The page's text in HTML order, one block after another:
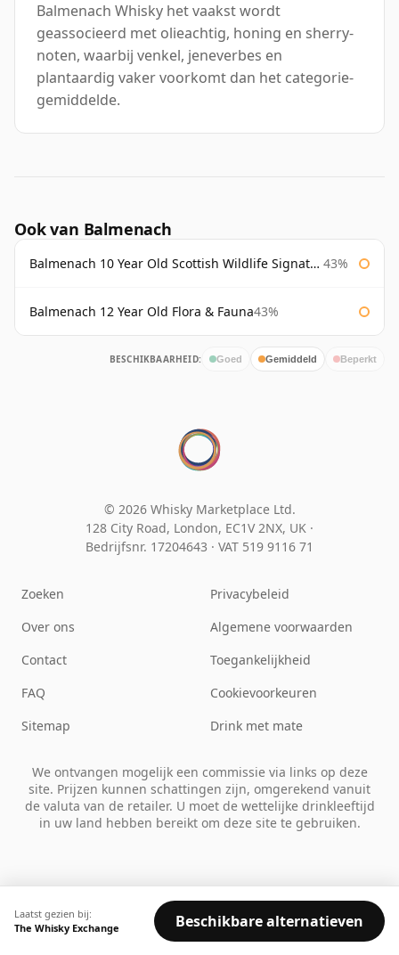
Balmenach Whisky het vaakst wordt
geassocieerd met olieachtig, honing en sherry-
noten, waarbij venkel, jeneverbes en
plantaardig vaker voorkomt dan het categorie-
gemiddelde.
Ook van Balmenach
Balmenach 10 Year Old Scottish Wildlife Signatory 43%
Balmenach 12 Year Old Flora & Fauna43%
BESCHIKBAARHEID: Goed Gemiddeld Beperkt
Laatst gezien bij:
The Whisky Exchange
Beschikbare alternatieven
© 2026 Whisky Marketplace Ltd.
128 City Road, London, EC1V 2NX, UK ·
Bedrijfsnr. 17204643 · VAT 519 9116 71
Zoeken
Over ons
Contact
FAQ
Sitemap
Privacybeleid
Algemene voorwaarden
Toegankelijkheid
Cookievoorkeuren
Drink met mate
We ontvangen mogelijk een commissie via links op deze
site. Prijzen kunnen schattingen zijn, omgerekend vanuit
de valuta van de retailer. U moet de wettelijke drinkleeftijd
in uw land hebben bereikt om deze site te gebruiken.